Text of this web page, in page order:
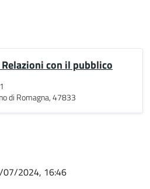
con il pubblico
di Romagna, 47833
07/2024, 16:46